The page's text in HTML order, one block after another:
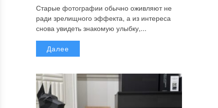
Старые фотографии обычно оживляют не
ради зрелищного эффекта, а из интереса
снова увидеть знакомую улыбку,...
Далее